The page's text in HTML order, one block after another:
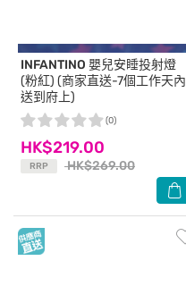
INFANTINO 嬰兒安睡投射燈
(粉紅) (商家直送-7個工作天內
送到府上)
HK$219.00
RRP HK$269.00
(0)